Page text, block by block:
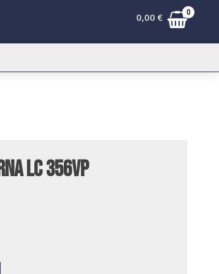
0,00 € 0
LC 356VP